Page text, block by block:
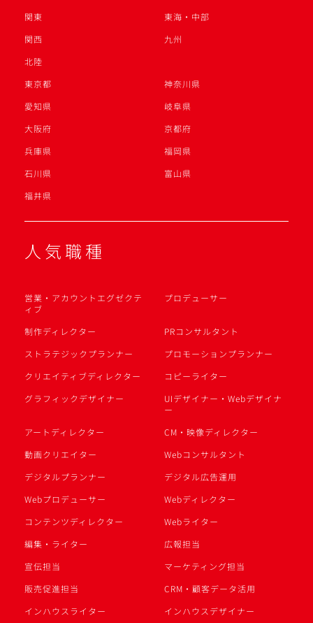
関東
東海・中部
関西
九州
北陸
東京都
神奈川県
愛知県
岐阜県
大阪府
京都府
兵庫県
福岡県
石川県
富山県
福井県
人気職種
営業・アカウントエグゼクテ
ィブ
プロデューサー
制作ディレクター
PRコンサルタント
ストラテジックプランナー
プロモーションプランナー
クリエイティブディレクター
コピーライター
グラフィックデザイナー
UIデザイナー・Webデザイナ
ー
アートディレクター
CM・映像ディレクター
動画クリエイター
Webコンサルタント
デジタルプランナー
デジタル広告運用
Webプロデューサー
Webディレクター
コンテンツディレクター
Webライター
編集・ライター
広報担当
宣伝担当
マーケティング担当
販売促進担当
CRM・顧客データ活用
インハウスライター
インハウスデザイナー